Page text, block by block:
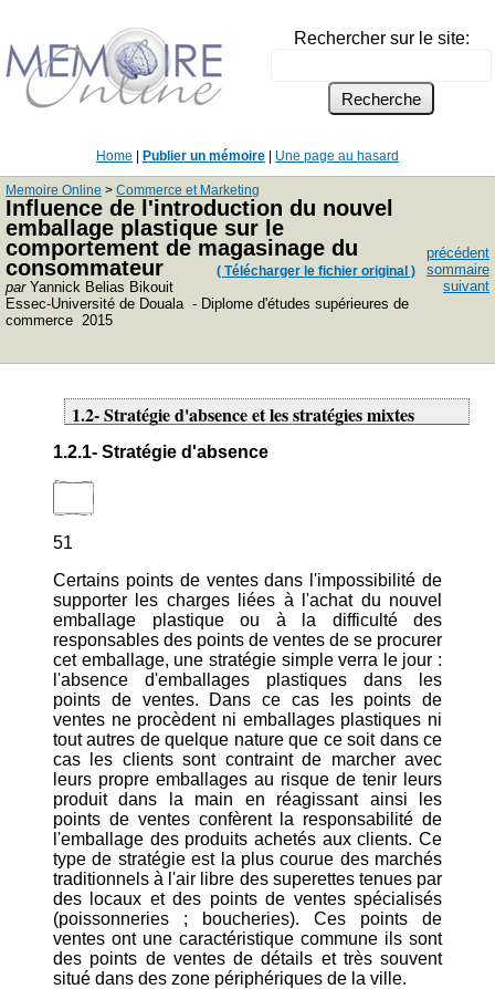
Rechercher sur le site:
Home Publier un mémoire Une page au hasard
Memoire Online > Commerce et Marketing
Influence de l'introduction du nouvel
emballage plastique sur le
comportement de magasinage du
consommateur
( Télécharger le fichier original )
parYannick Belias Bikouit
Essec-Université de Douala - Diplome d'études supérieures de
commerce 2015
précédent
sommaire
suivant
1.2- Stratégie d'absence et les stratégies mixtes
1.2.1- Stratégie d'absence
51
Certains points de ventes dans l'impossibilité de
supporter les charges liées à l'achat du nouvel
emballage plastique ou à la difficulté des
responsables des points de ventes de se procurer
cet emballage, une stratégie simple verra le jour :
l'absence d'emballages plastiques dans les
points de ventes. Dans ce cas les points de
ventes ne procèdent ni emballages plastiques ni
tout autres de quelque nature que ce soit dans ce
cas les clients sont contraint de marcher avec
leurs propre emballages au risque de tenir leurs
produit dans la main en réagissant ainsi les
points de ventes confèrent la responsabilité de
l'emballage des produits achetés aux clients. Ce
type de stratégie est la plus courue des marchés
traditionnels à l'air libre des superettes tenues par
des locaux et des points de ventes spécialisés
(poissonneries ; boucheries). Ces points de
ventes ont une caractéristique commune ils sont
des points de ventes de détails et très souvent
situé dans des zone périphériques de la ville.